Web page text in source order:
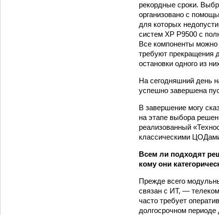
рекордные сроки.
организовано с
для которых
систем XP P9500 с
Все компоненты можно
требуют прекращения
остановки одного из
На сегодняшний день
успешно завершена
В завершение могу
на этапе выбора
реализованный
классическими
Всем ли подходят
кому они
Прежде всего
связан с ИТ, —
часто требует
долгосрочном